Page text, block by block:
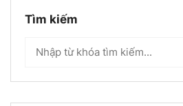
Tìm kiếm